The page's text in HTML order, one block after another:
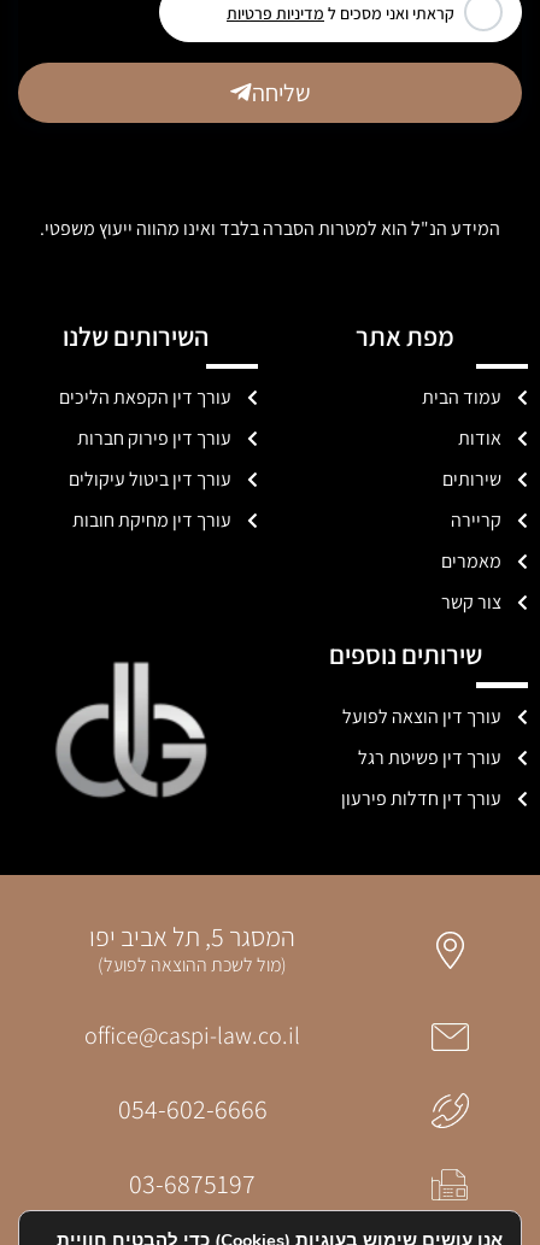
קראתי ואני מסכים ל מדיניות פרטיות
שליחה
המידע הנ"ל הוא למטרות הסברה בלבד ואינו מהווה ייעוץ משפטי.
מפת אתר
עמוד הבית
אודות
שירותים
קריירה
מאמרים
צור קשר
השירותים שלנו
עורך דין הקפאת הליכים
עורך דין פירוק חברות
עורך דין ביטול עיקולים
עורך דין מחיקת חובות
שירותים נוספים
עורך דין הוצאה לפועל
עורך דין פשיטת רגל
עורך דין חדלות פירעון
המסגר 5, תל אביב יפו
(מול לשכת ההוצאה לפועל)
office@caspi-law.co.il
054-602-6666
03-6875197
אנו עושים שימוש בעוגיות (Cookies) כדי להבטיח חוויית